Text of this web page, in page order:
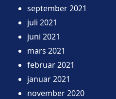
september 2021
juli 2021
juni 2021
mars 2021
februar 2021
januar 2021
november 2020